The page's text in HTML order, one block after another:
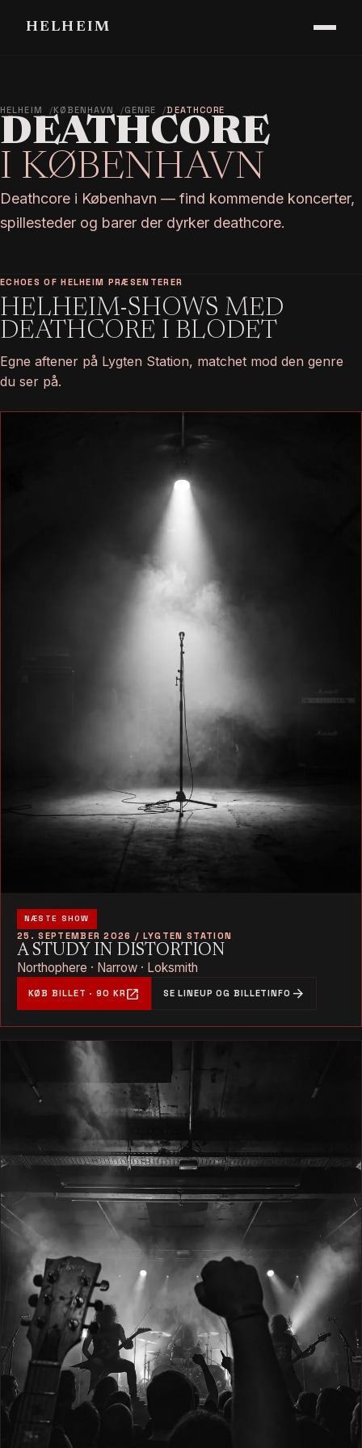
HELHEIM
HELHEIM KØBENHAVN GENRE DEATHCORE
DEATHCORE
I KØBENHAVN
Deathcore i København — find kommende koncerter,
spillesteder og barer der dyrker deathcore.
ECHOES OF HELHEIM PRÆSENTERER
HELHEIM-SHOWS MED
DEATHCORE I BLODET
Egne aftener på Lygten Station, matchet mod den genre
du ser på.
NÆSTE SHOW
25. SEPTEMBER 2026 / LYGTEN STATION
A STUDY IN DISTORTION
Northophere · Narrow · Loksmith
KØB BILLET · 90 KR open_in_new SE LINEUP OG BILLETINFO arrow_forward